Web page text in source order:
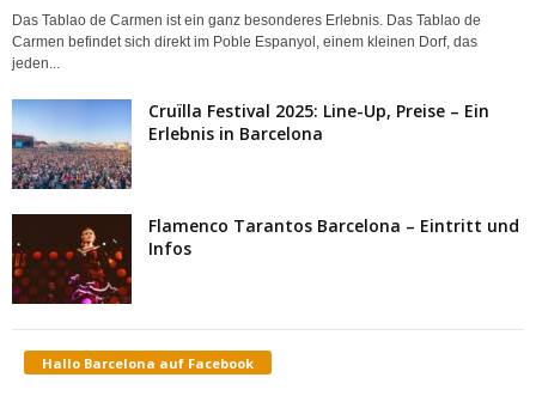
Das Tablao de Carmen ist ein ganz besonderes Erlebnis. Das Tablao de
Carmen befindet sich direkt im Poble Espanyol, einem kleinen Dorf, das
jeden...
Cruïlla Festival 2025: Line-Up, Preise – Ein
Erlebnis in Barcelona
Flamenco Tarantos Barcelona – Eintritt und
Infos
Hallo Barcelona auf Facebook